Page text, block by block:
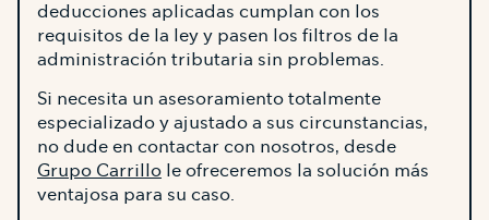
deducciones aplicadas cumplan con los
requisitos de la ley y pasen los filtros de la
administración tributaria sin problemas.
Si necesita un asesoramiento totalmente
especializado y ajustado a sus circunstancias,
no dude en contactar con nosotros, desde
Grupo Carrillo le ofreceremos la solución más
ventajosa para su caso.